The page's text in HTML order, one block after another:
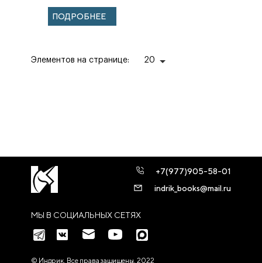
ПОДРОБНЕЕ
Элементов на странице: 20
МЫ В СОЦИАЛЬНЫХ СЕТЯХ
+7(977)905-58-01
indrik_books@mail.ru
© Индрик. Все права защищены, 2022